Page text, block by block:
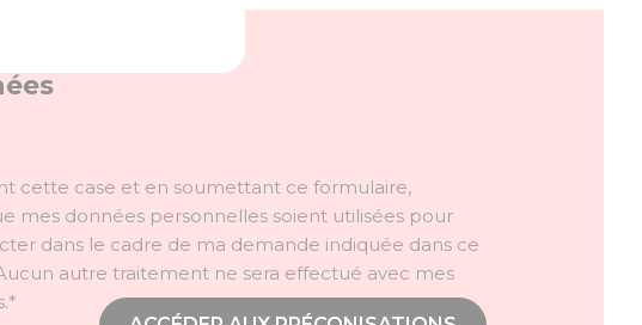
cette case et en soumettant ce formulaire,
mes données personnelles soient utilisées pour
dans le cadre de ma demande indiquée dans ce
autre traitement ne sera effectué avec mes